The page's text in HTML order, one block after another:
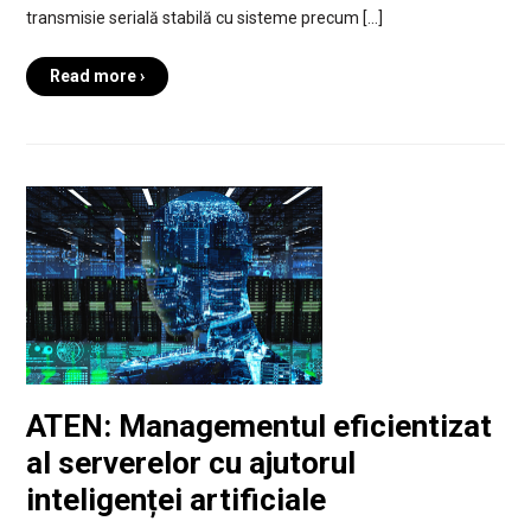
transmisie serială stabilă cu sisteme precum […]
Read more ›
ATEN: Managementul eficientizat
al serverelor cu ajutorul
inteligenței artificiale